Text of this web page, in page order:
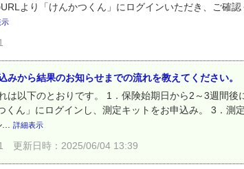
より「けんかつくん」にログインいただき、ご確
から結果のお知らせまでの流れを教えてください。
は以下のとおりです。 1．保険始期日から2～3週間
ん」にログインし、測定キットをお申込み。 3．測
詳細表示
更新日時：2025/06/04 13:39